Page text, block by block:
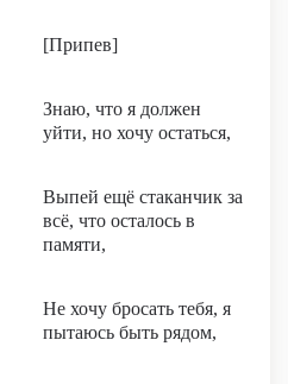
[Припев]
Знаю, что я должен
уйти, но хочу остаться,
Выпей ещё стаканчик за
всё, что осталось в
памяти,
Не хочу бросать тебя, я
пытаюсь быть рядом,